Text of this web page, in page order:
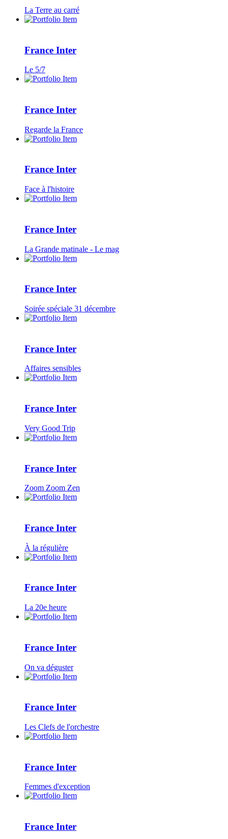
La Terre au carré
France Inter
Le 5/7
France Inter
Regarde la France
France Inter
Face à l'histoire
France Inter
La Grande matinale - Le mag
France Inter
Soirée spéciale 31 décembre
France Inter
Affaires sensibles
France Inter
Very Good Trip
France Inter
Zoom Zoom Zen
France Inter
À la régulière
France Inter
La 20e heure
France Inter
On va déguster
France Inter
Les Clefs de l'orchestre
France Inter
Femmes d'exception
France Inter